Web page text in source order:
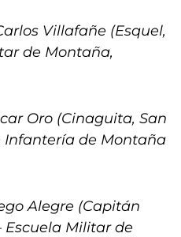
Villafañe (Esquel,
de Montaña,
Oro (Cinaguita, San
Infantería de Montaña
Alegre (Capitán
Escuela Militar de